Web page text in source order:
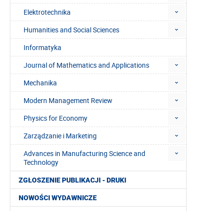
Elektrotechnika
Humanities and Social Sciences
Informatyka
Journal of Mathematics and Applications
Mechanika
Modern Management Review
Physics for Economy
Zarządzanie i Marketing
Advances in Manufacturing Science and
Technology
ZGŁOSZENIE PUBLIKACJI - DRUKI
NOWOŚCI WYDAWNICZE